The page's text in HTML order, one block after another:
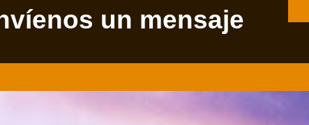
un mensaje